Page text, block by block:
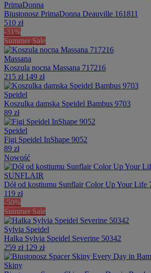
PrimaDonna
Biustonosz PrimaDonna Deauville 161811
510 zł
-31%
Summer Sale
Massana
Koszula nocna Massana 717216
215 zł 149 zł
Speidel
Koszulka damska Speidel Bambus 9703
89 zł
Speidel
Figi Speidel InShape 9052
89 zł
Nowość
SUNFLAIR
Dół od kostiumu Sunflair Color Up Your Life
119 zł
-50%
Summer Sale
Sylvia Speidel
Halka Sylvia Speidel Severine 50342
259 zł 129 zł
Skiny